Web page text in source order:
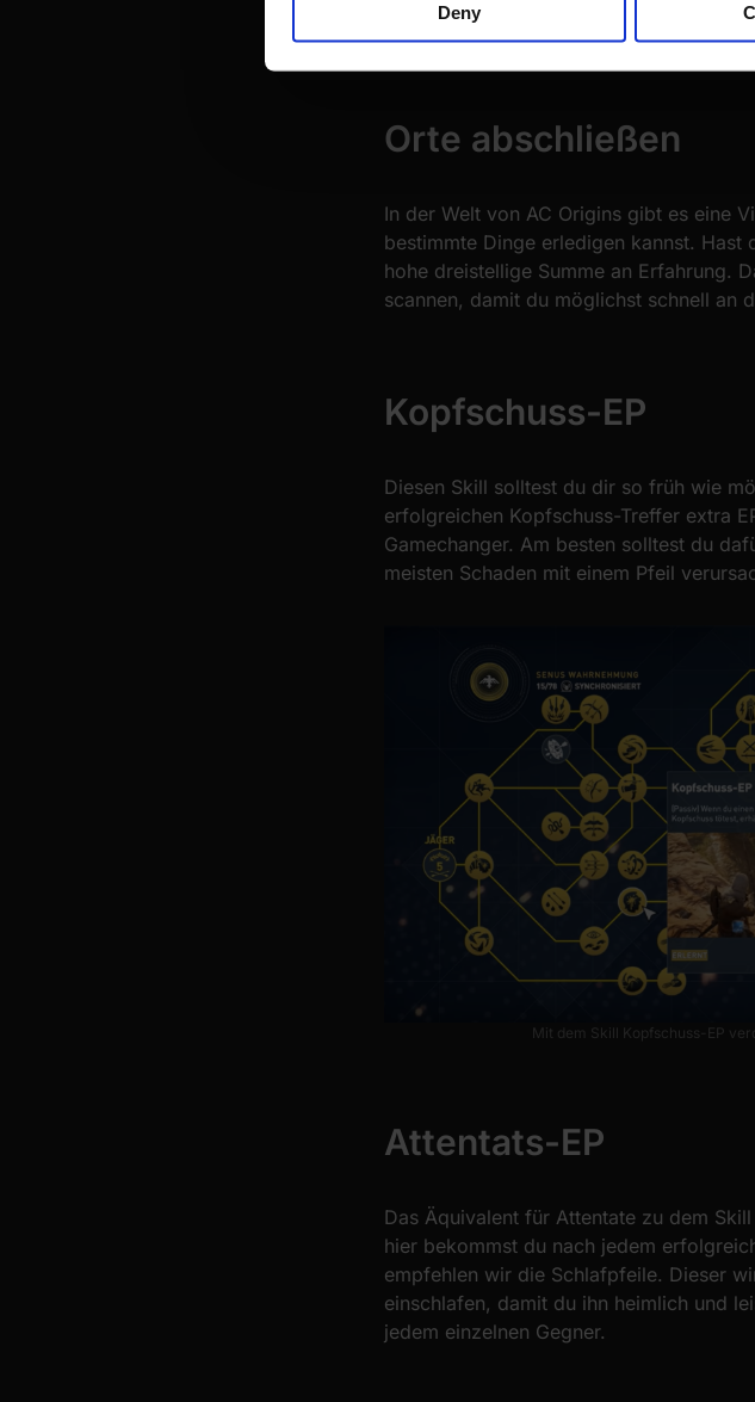
other information that you’ve provided to them or that
Deny
Auch Nebenquests
Orte abschließen
In der Welt von AC Origins gibt es eine
bestimmte Dinge erledigen kannst.
hohe dreistellige Summe an Erfahrung.
scannen, damit du möglichst schnell an
Kopfschuss-EP
Diesen Skill solltest du dir so früh wie
erfolgreichen Kopfschuss-Treffer extra
Gamechanger. Am besten solltest du
meisten Schaden mit einem Pfeil
Mit dem Skill Kopfschuss-EP
Attentats-EP
Das Äquivalent für Attentate zu dem
hier bekommst du nach jedem
empfehlen wir die Schlafpfeile. Dieser
einschlafen, damit du ihn heimlich und
jedem einzelnen Gegner.